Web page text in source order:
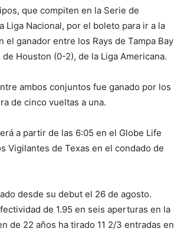
que compiten en la Serie de
Liga Nacional, por el boleto para ir a la
el ganador entre los Rays de Tampa Bay
Houston (0-2), de la Liga Americana.
ambos conjuntos fue ganado por los
de cinco vueltas a una.
a partir de las 6:05 en el Globe Life
Vigilantes de Texas en el condado de
desde su debut el 26 de agosto.
de 1.95 en seis aperturas en la
de 22 años ha tirado 11 2/3 entradas en